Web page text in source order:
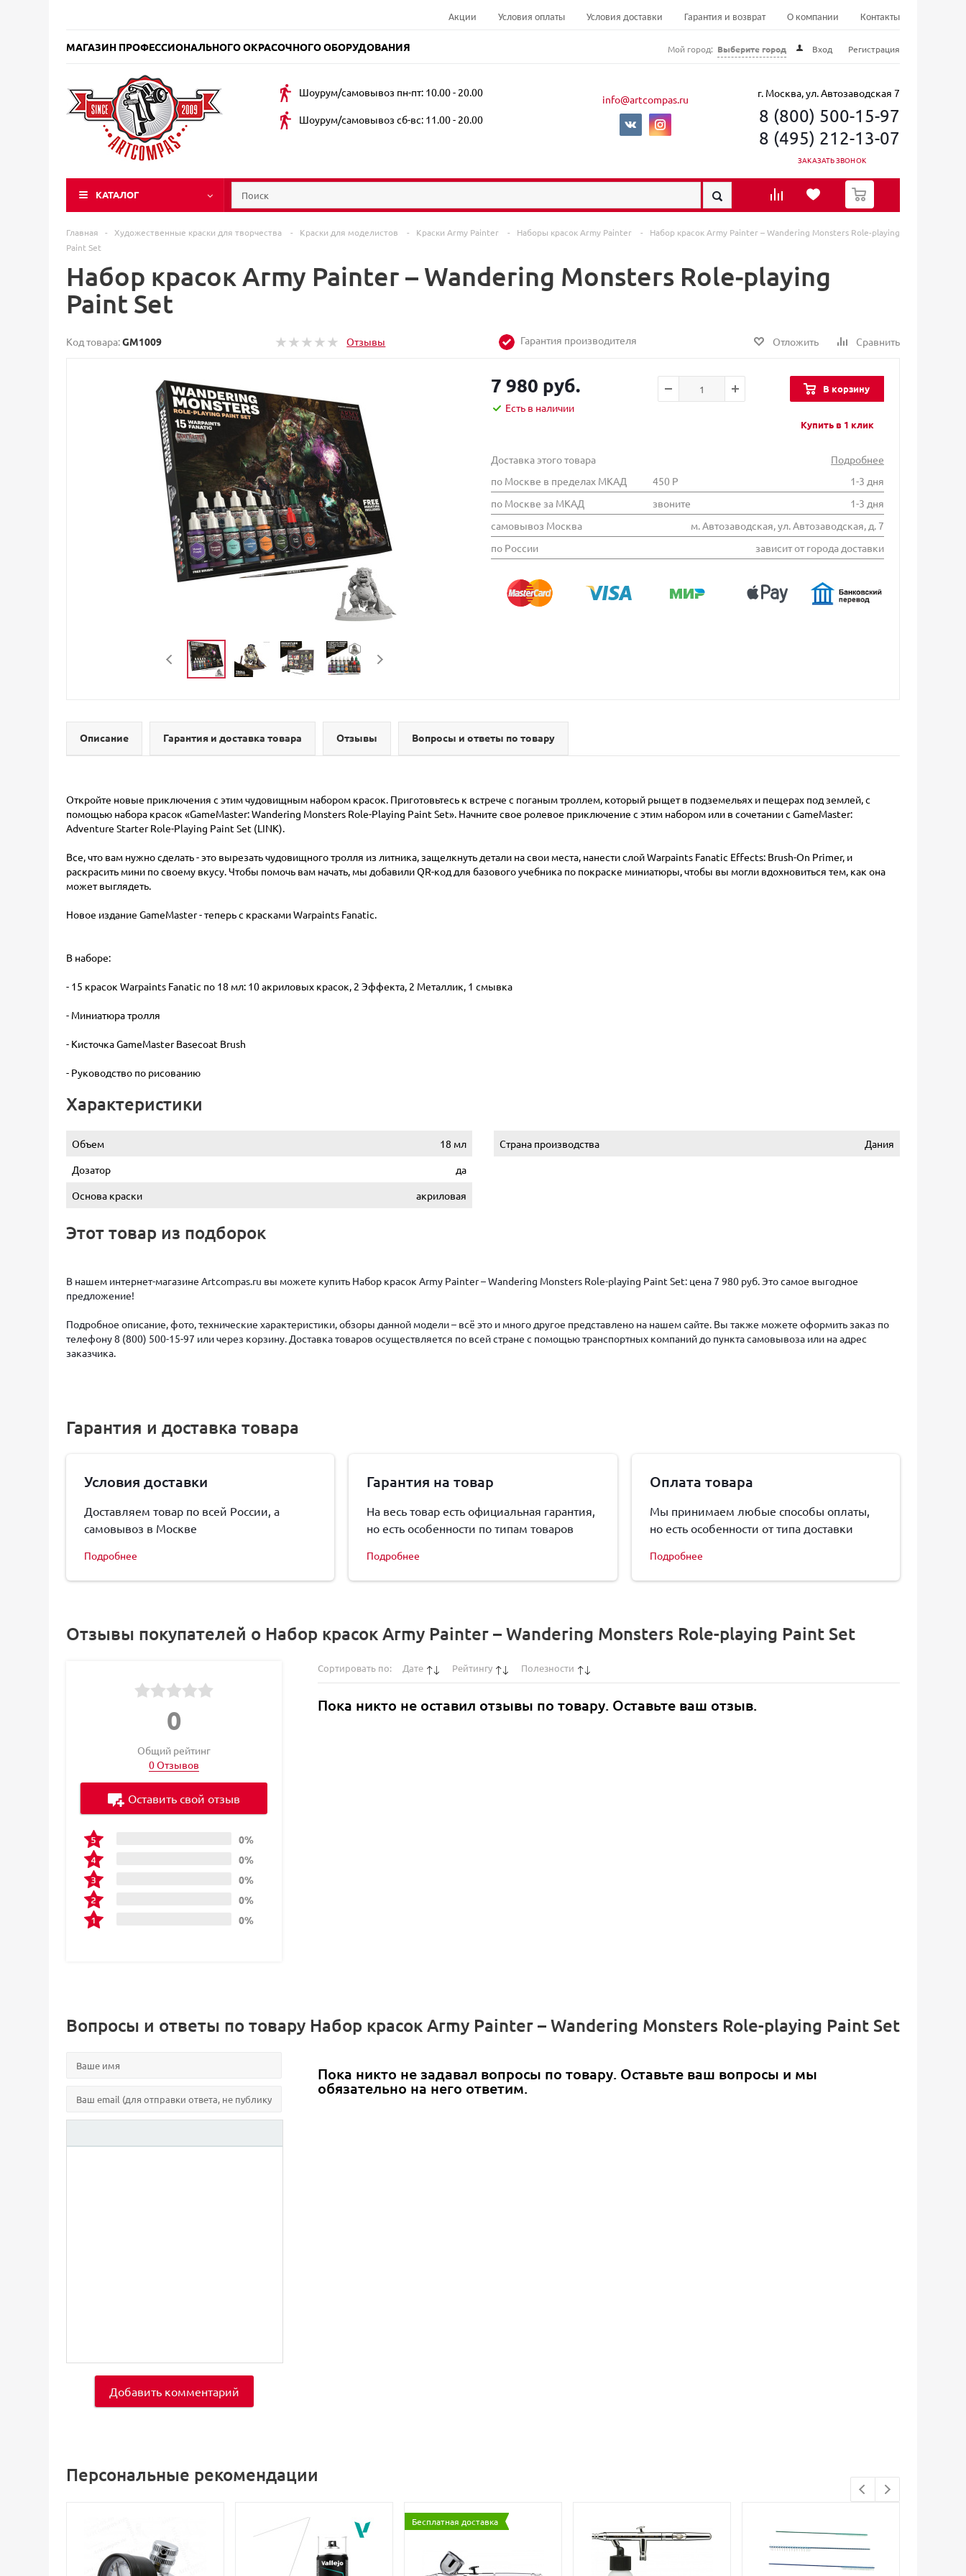
Акции Условия оплаты Условия доставки Гарантия и возврат О компании Контакты
МАГАЗИН ПРОФЕССИОНАЛЬНОГО ОКРАСОЧНОГО ОБОРУДОВАНИЯ Мой город: Выберите город Вход Регистрация
Шоурум/самовывоз пн-пт: 10.00 - 20.00
Шоурум/самовывоз сб-вс: 11.00 - 20.00
info@artcompas.ru г. Москва, ул. Автозаводская 7
8 (800) 500-15-97
8 (495) 212-13-07
ЗАКАЗАТЬ ЗВОНОК
КАТАЛОГ
0
Главная - Художественные краски для творчества - Краски для моделистов - Краски Army Painter - Наборы красок Army Painter -
Набор красок Army Painter – Wandering Monsters Role-playing
Paint Set
Набор красок Army Painter – Wandering Monsters Role-playing
Paint Set
Код товара:GM1009 Отзывы Гарантия производителя Отложить Сравнить
7 980 руб.
Есть в наличии
В корзину
Купить в 1 клик
Доставка этого товара
Подробнее
по Москве в пределах МКАД
450 Р
1-3 дня
по Москве за МКАД
звоните
1-3 дня
самовывоз Москва
м. Автозаводская, ул. Автозаводская, д. 7
по России
зависит от города доставки
Описание Гарантия и доставка товара Отзывы Вопросы и ответы по товару
Откройте новые приключения с этим чудовищным набором красок. Приготовьтесь к встрече с поганым троллем, который рыщет в подземельях и пещерах под землей, с
помощью набора красок «GameMaster: Wandering Monsters Role-Playing Paint Set». Начните свое ролевое приключение с этим набором или в сочетании с GameMaster:
Adventure Starter Role-Playing Paint Set (LINK).
Все, что вам нужно сделать - это вырезать чудовищного тролля из литника, защелкнуть детали на свои места, нанести слой Warpaints Fanatic Effects: Brush-On Primer, и
раскрасить мини по своему вкусу. Чтобы помочь вам начать, мы добавили QR-код для базового учебника по покраске миниатюры, чтобы вы могли вдохновиться тем, как она
может выглядеть.
Новое издание GameMaster - теперь с красками Warpaints Fanatic.
В наборе:
- 15 красок Warpaints Fanatic по 18 мл: ​10 акриловых красок, 2 Эффекта, 2 Металлик, 1 смывка
- Миниатюра тролля
- Кисточка GameMaster Basecoat Brush
- Руководство по рисованию
Характеристики
Объем
18 мл
Дозатор
да
Основа краски
акриловая
Страна производства Дания
Этот товар из подборок
В нашем интернет-магазине Artcompas.ru вы можете купить Набор красок Army Painter – Wandering Monsters Role-playing Paint Set: цена 7 980 руб. Это самое выгодное
предложение!
Подробное описание, фото, технические характеристики, обзоры данной модели – всё это и много другое представлено на нашем сайте. Вы также можете оформить заказ по
телефону 8 (800) 500-15-97 или через корзину. Доставка товаров осуществляется по всей стране с помощью транспортных компаний до пункта самовывоза или на адрес
заказчика.
Гарантия и доставка товара
Условия доставки
Доставляем товар по всей России, а
самовывоз в Москве
Подробнее
Гарантия на товар
На весь товар есть официальная гарантия,
но есть особенности по типам товаров
Подробнее
Оплата товара
Мы принимаем любые способы оплаты,
но есть особенности от типа доставки
Подробнее
Отзывы покупателей о Набор красок Army Painter – Wandering Monsters Role-playing Paint Set
0
Общий рейтинг
0 Отзывов
0%
0%
0%
0%
0%
Оставить свой отзыв
Сортировать по: Дате Рейтингу Полезности
Пока никто не оставил отзывы по товару. Оставьте ваш отзыв.
Вопросы и ответы по товару Набор красок Army Painter – Wandering Monsters Role-playing Paint Set
Добавить комментарий
Пока никто не задавал вопросы по товару. Оставьте ваш вопросы и мы
обязательно на него ответим.
Персональные рекомендации
Бесплатная доставка